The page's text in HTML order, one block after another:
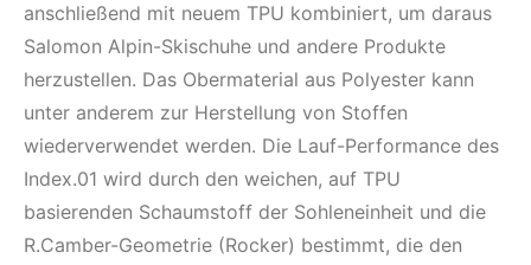
anschließend mit neuem TPU kombiniert, um daraus
Salomon Alpin-Skischuhe und andere Produkte
herzustellen. Das Obermaterial aus Polyester kann
unter anderem zur Herstellung von Stoffen
wiederverwendet werden. Die Lauf-Performance des
Index.01 wird durch den weichen, auf TPU
basierenden Schaumstoff der Sohleneinheit und die
R.Camber-Geometrie (Rocker) bestimmt, die den